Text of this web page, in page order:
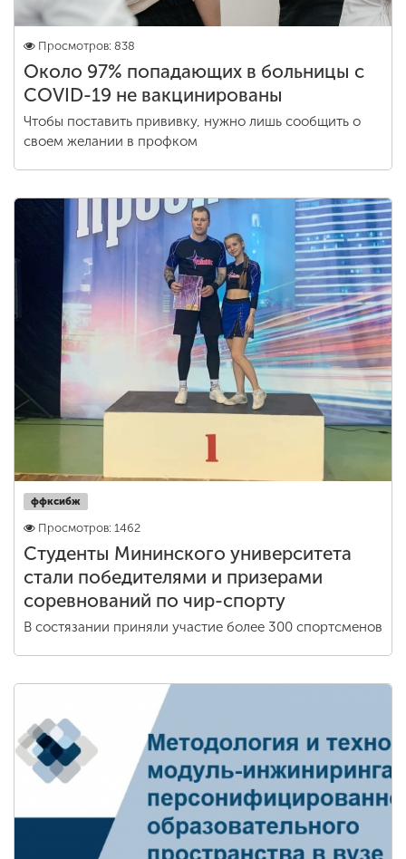
Просмотров: 838
Около 97% попадающих в больницы с
COVID-19 не вакцинированы
Чтобы поставить прививку, нужно лишь сообщить о
своем желании в профком
ффксибж
Просмотров: 1462
Студенты Мининского университета
стали победителями и призерами
соревнований по чир-спорту
В состязании приняли участие более 300 спортсменов